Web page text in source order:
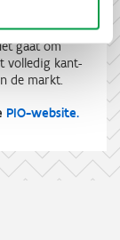
te laten
gaat om
volledig kant-
de markt.
PIO-website.